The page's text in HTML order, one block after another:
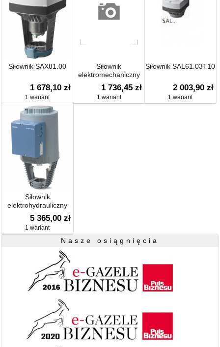
Siłownik SAX81.00
1 678,10 zł
1 wariant
Siłownik
elektromechaniczny
SAS61.33
1 736,45 zł
1 wariant
Siłownik SAL61.03T10
2 003,90 zł
1 wariant
Siłownik
elektrohydrauliczny
TYP SKC
5 365,00 zł
1 wariant
Nasze osiągnięcia